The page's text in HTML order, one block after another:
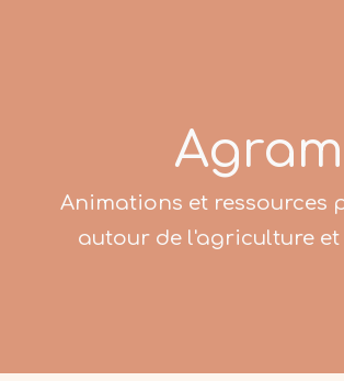
Animations et ressources
autour de l'agriculture